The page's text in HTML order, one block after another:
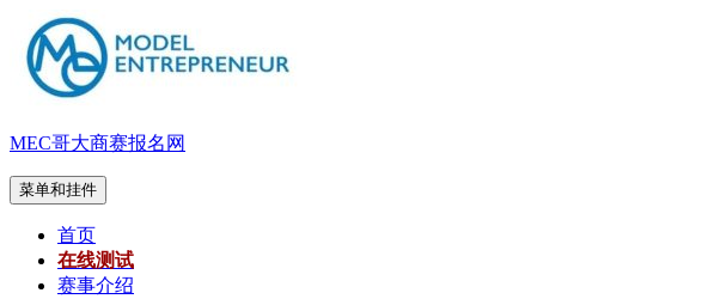
至
内
MEC哥大商赛报名网
菜单和挂件
首页
在线测试
赛事介绍